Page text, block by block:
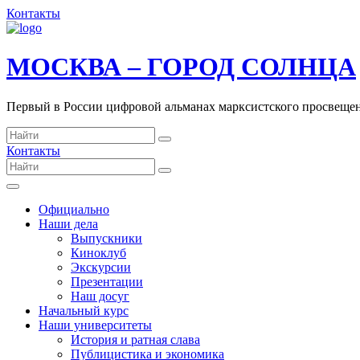
Контакты
МОСКВА – ГОРОД СОЛНЦА
Первый в России цифровой альманах марксистского
Контакты
Официально
Наши дела
Выпускники
Киноклуб
Экскурсии
Презентации
Наш досуг
Начальный курс
Наши университеты
История и ратная слава
Публицистика и экономика